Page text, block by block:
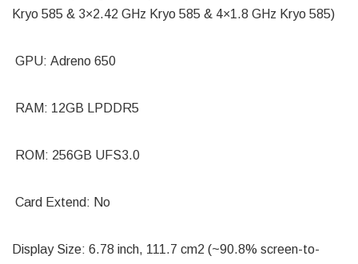
Kryo 585 & 3×2.42 GHz Kryo 585 & 4×1.8 GHz Kryo 585)
GPU: Adreno 650
RAM: 12GB LPDDR5
ROM: 256GB UFS3.0
Card Extend: No
Display Size: 6.78 inch, 111.7 cm2 (~90.8% screen-to-